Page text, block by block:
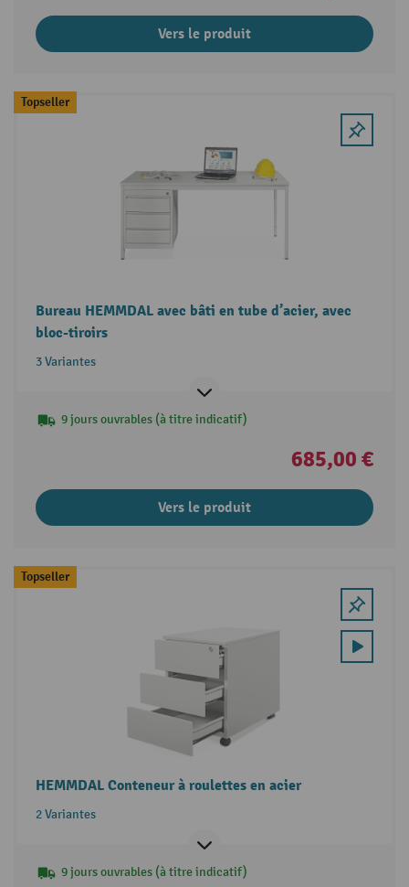
Vers le produit
Topseller
Bureau HEMMDAL avec bâti en tube d’acier, avec
bloc-tiroirs
3 Variantes
9 jours ouvrables (à titre indicatif)
685,00 €
Vers le produit
Topseller
HEMMDAL Conteneur à roulettes en acier
2 Variantes
9 jours ouvrables (à titre indicatif)